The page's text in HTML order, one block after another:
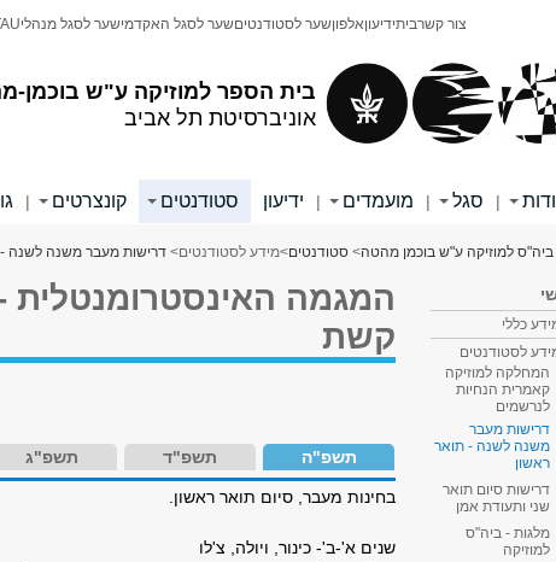
בית הספר למוזיקה ע"ש בוכמן-
אוניברסיטת תל אביב
צור קשרביתידיעוןאלפוןשער לסטודנטיםשער לסגל האקדמישער לסגל מנהלי
| סגל | מועמדים | ידיעון סטודנטים קונצרטים |
נמצא כאן
ביה"ס למוזיקה ע"ש בוכמן מהטה> סטודנטים>מידע לסטודנטים> דרישות מעבר משנה לשנה -
כללי
לסטודנטים
המחלקה למוזיקה
קאמרית הנחיות
לנרשמים
דרישות מעבר
משנה לשנה - תואר
ראשון
דרישות סיום תואר
שני ותעודת אמן
מלגות - ביה"ס
למוזיקה
המגמה האינסטרומנטלית
קשת
תשפ"ה תשפ"ד תשפ"ג
בחינות מעבר, סיום תואר ראשון.
שנים א'-ב'- כינור, ויולה, צ'לו